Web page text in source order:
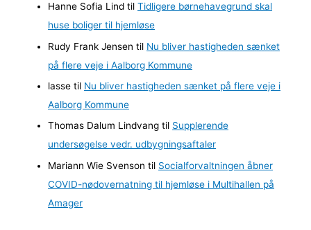
Hanne Sofia Lind tilTidligere børnehavegrund skal
huse boliger til hjemløse
Rudy Frank Jensen til Nu bliver hastigheden sænket
på flere veje i Aalborg Kommune
lasse til Nu bliver hastigheden sænket på flere veje i
Aalborg Kommune
Thomas Dalum Lindvang til Supplerende
undersøgelse vedr. udbygningsaftaler
Mariann Wie Svenson til Socialforvaltningen åbner
COVID-nødovernatning til hjemløse i Multihallen på
Amager